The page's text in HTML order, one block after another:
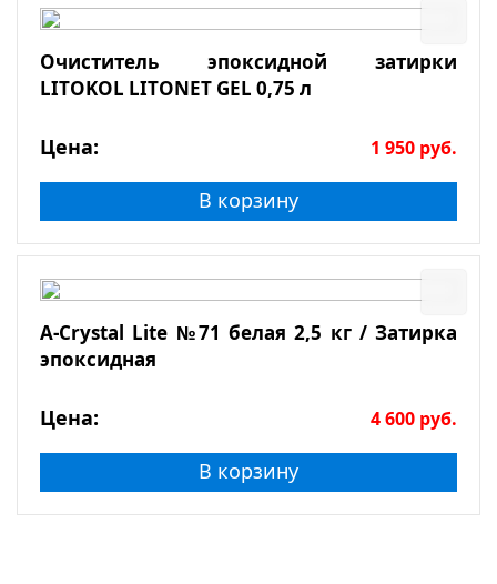
Очиститель эпоксидной затирки
LITOKOL LITONET GEL 0,75 л
Цена: 1 950 руб.
В корзину
A-Crystal Lite №71 белая 2,5 кг / Затирка
эпоксидная
Цена: 4 600 руб.
В корзину